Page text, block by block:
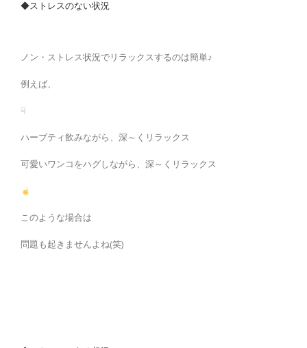
◆ストレスのない状況
ノン・ストレス状況でリラックスするのは簡単♪
例えば、
☟
ハーブティ飲みながら、深～くリラックス
可愛いワンコをハグしながら、深～くリラックス
このような場合は
問題も起きませんよね(笑)